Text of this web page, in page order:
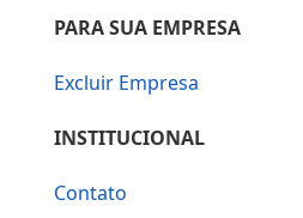
PARA SUA EMPRESA
Excluir Empresa
INSTITUCIONAL
Contato